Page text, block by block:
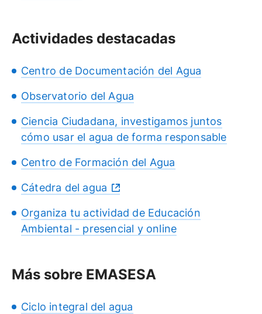
Actividades destacadas
Centro de Documentación del Agua
Observatorio del Agua
Ciencia Ciudadana, investigamos juntos
cómo usar el agua de forma responsable
Centro de Formación del Agua
Cátedra del agua
Organiza tu actividad de Educación
Ambiental - presencial y online
Más sobre EMASESA
Ciclo integral del agua